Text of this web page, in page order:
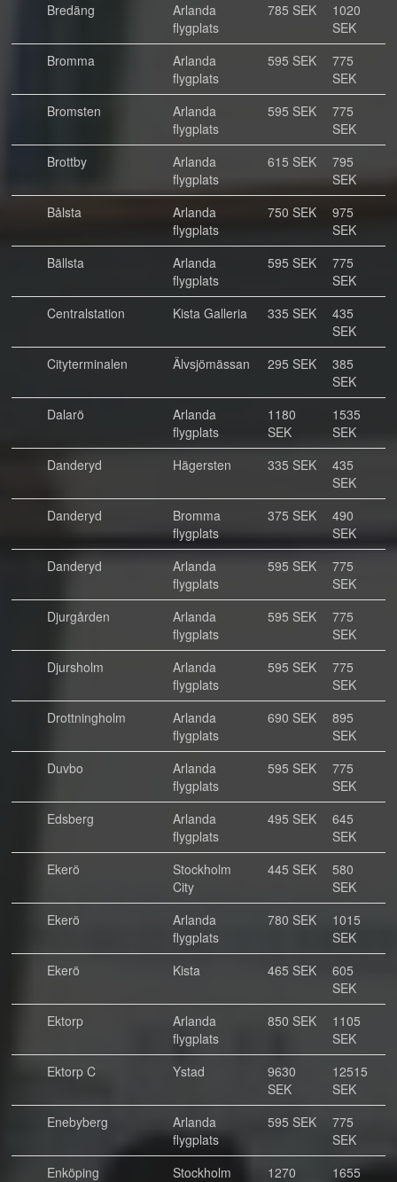
Bredäng
Arlanda
flygplats
785 SEK
1020
SEK
Bromma
Arlanda
flygplats
595 SEK
775
SEK
Bromsten
Arlanda
flygplats
595 SEK
775
SEK
Brottby
Arlanda
flygplats
615 SEK
795
SEK
Bålsta
Arlanda
flygplats
750 SEK
975
SEK
Bällsta
Arlanda
flygplats
595 SEK
775
SEK
Centralstation
Kista Galleria 335 SEK
435
SEK
Cityterminalen
Älvsjömässan 295 SEK
385
SEK
Dalarö
Arlanda
flygplats
1180
SEK
1535
SEK
Danderyd
Hägersten 335 SEK
435
SEK
Danderyd
Bromma
flygplats
375 SEK
490
SEK
Danderyd
Arlanda
flygplats
595 SEK
775
SEK
Djurgården
Arlanda
flygplats
595 SEK
775
SEK
Djursholm
Arlanda
flygplats
595 SEK
775
SEK
Drottningholm
Arlanda
flygplats
690 SEK
895
SEK
Duvbo
Arlanda
flygplats
595 SEK
775
SEK
Edsberg
Arlanda
flygplats
495 SEK
645
SEK
Ekerö
Stockholm
City
445 SEK
580
SEK
Ekerö
Arlanda
flygplats
780 SEK
1015
SEK
Ekerö
Kista 465 SEK
605
SEK
Ektorp
Arlanda
flygplats
850 SEK
1105
SEK
Ektorp C
Ystad
9630
SEK
12515
SEK
Enebyberg
Arlanda
flygplats
595 SEK
775
SEK
Enköping
Stockholm
1270
1655